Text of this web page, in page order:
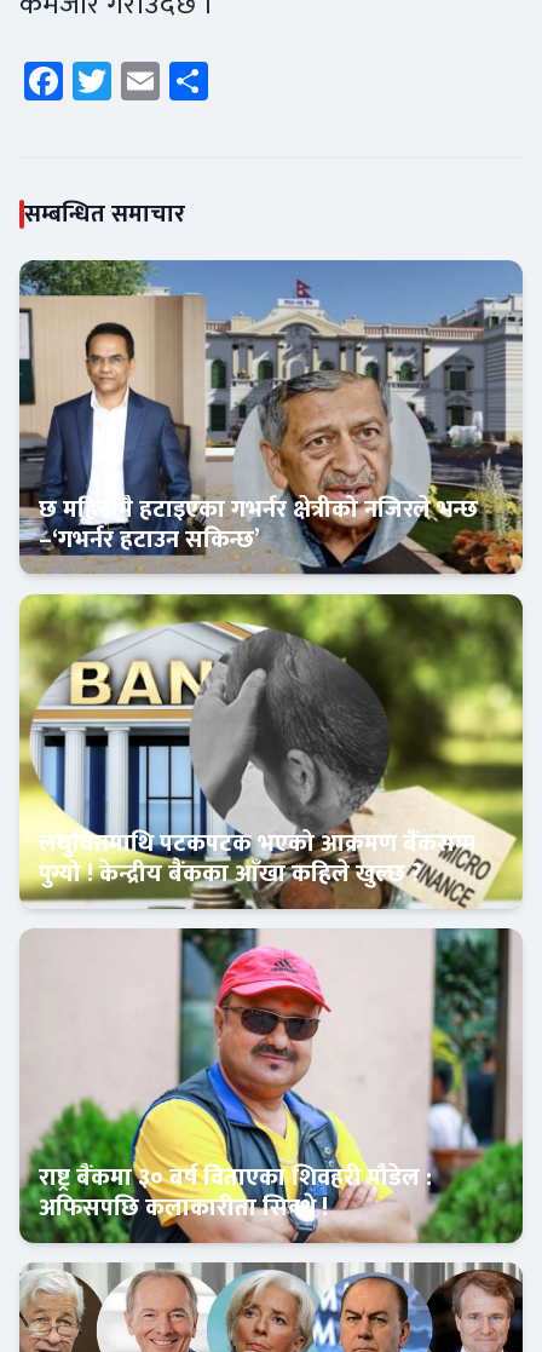
Facebook
Twitter
Email
सम्बन्धित समाचार
बैंकिङ शैली
छ महिनामै हटाइएका गभर्नर क्षेत्रीको नजिरले भन्छ
–‘गभर्नर हटाउन सकिन्छ’
लघुवित्तमाथि पटकपटक भएको आक्रमण बैंकसम्म
पुग्यो ! केन्द्रीय बैंकका आँखा कहिले खुल्छ ?
बैंकिङ शैली
राष्ट्र बैंकमा ३० बर्ष विताएका शिवहरी पौडेल :
अफिसपछि कलाकारीता सिक्थे !